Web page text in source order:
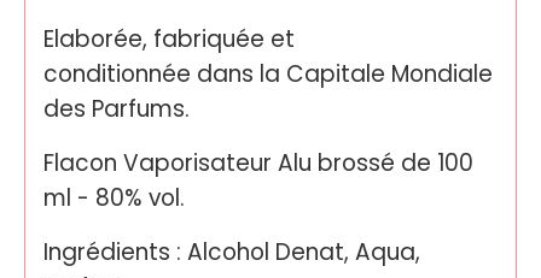
Elaborée, fabriquée et
conditionnée dans la Capitale Mondiale
des Parfums.
Flacon Vaporisateur Alu brossé de 100
ml - 80% vol.
Ingrédients : Alcohol Denat, Aqua,